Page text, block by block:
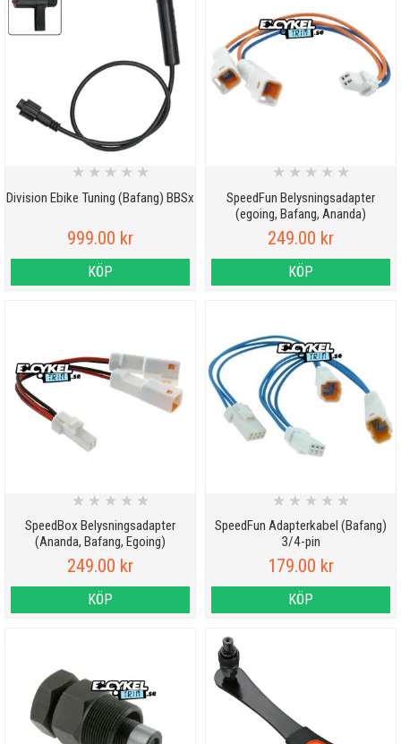
Division Ebike Tuning (Bafang) BBSx
★ ★ ★ ★ ★
999.00 kr
KÖP
SpeedFun Belysningsadapter
(egoing, Bafang, Ananda)
★ ★ ★ ★ ★
249.00 kr
KÖP
SpeedBox Belysningsadapter
(Ananda, Bafang, Egoing)
★ ★ ★ ★ ★
249.00 kr
KÖP
SpeedFun Adapterkabel (Bafang)
3/4-pin
★ ★ ★ ★ ★
179.00 kr
KÖP